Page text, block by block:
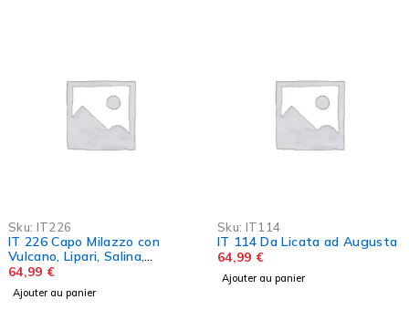
Sku: IT114
IT 114 Da Licata ad Augusta
64,99€
Ajouter au panier
Ajouter au panier